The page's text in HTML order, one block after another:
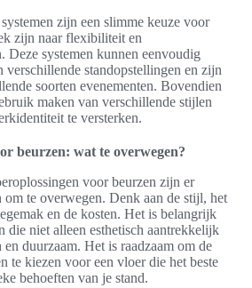
zijn een slimme keuze voor
zijn naar flexibiliteit en
Deze systemen kunnen eenvoudig
verschillende standopstellingen en zijn
soorten evenementen. Bovendien
maken van verschillende stijlen
te versterken.
beurzen: wat te overwegen?
voor beurzen zijn er
om te overwegen. Denk aan de stijl, het
en de kosten. Het is belangrijk
die niet alleen esthetisch aantrekkelijk
duurzaam. Het is raadzaam om de
te kiezen voor een vloer die het beste
behoeften van je stand.